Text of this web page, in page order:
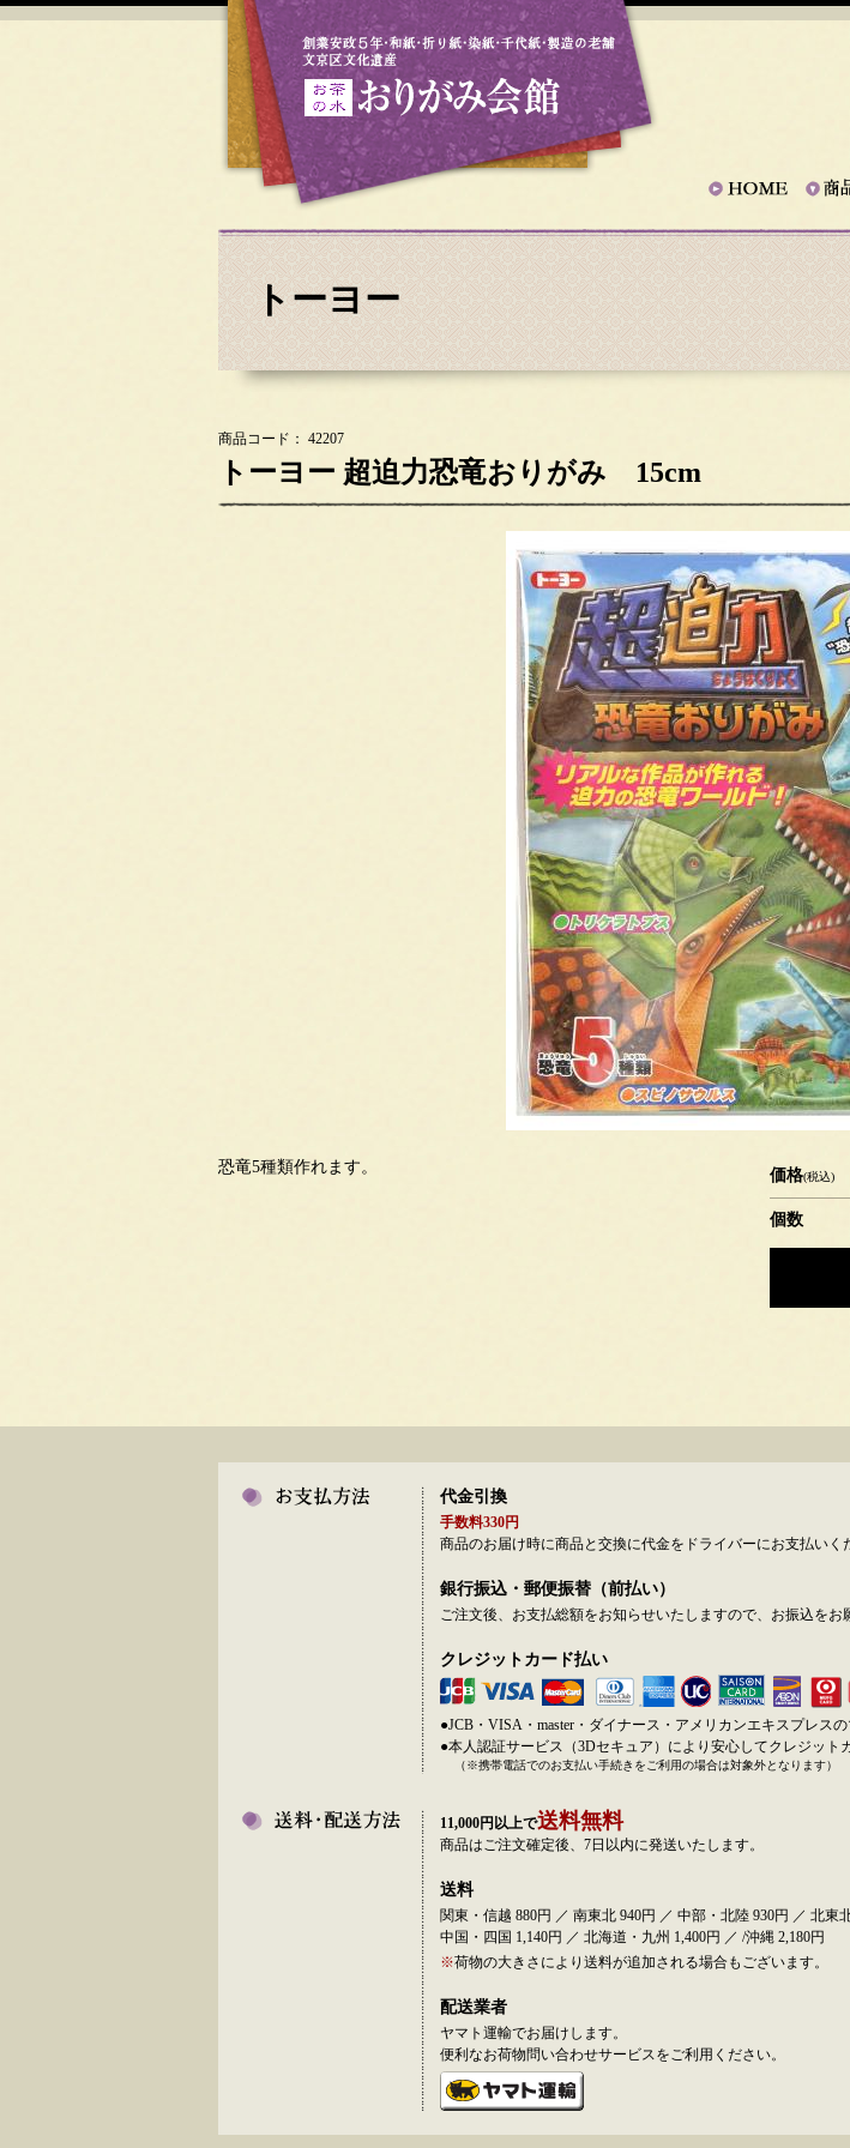
トーヨー
商品コード： 42207
トーヨー 超迫力恐竜おりがみ 15cm
恐竜5種類作れます。 価格(税込)
個数
代金引換
手数料330円
商品のお届け時に商品と交換に代金をドライバーにお支払いく
銀行振込・郵便振替（前払い）
ご注文後、お支払総額をお知らせいたしますので、お振込を
クレジットカード払い
●JCB・VISA・master・ダイナース・アメリカンエキスプレス
●本人認証サービス（3Dセキュア）により安心してクレジット
（※携帯電話でのお支払い手続きをご利用の場合は対象外となります）
11,000円以上で送料無料
商品はご注文確定後、7日以内に発送いたします。
送料
関東・信越 880円 ／ 南東北 940円 ／ 中部・北陸 930円 ／ 北東
中国・四国 1,140円 ／ 北海道・九州 1,400円 ／ /沖縄 2,180円
※荷物の大きさにより送料が追加される場合もございます。
配送業者
ヤマト運輸でお届けします。
便利なお荷物問い合わせサービスをご利用ください。